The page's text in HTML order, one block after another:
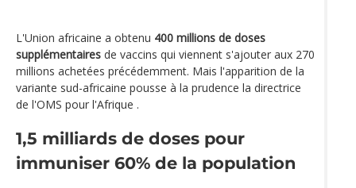
L'Union africaine a obtenu 400 millions de doses
supplémentaires de vaccins qui viennent s'ajouter aux 270
millions achetées précédemment. Mais l'apparition de la
variante sud-africaine pousse à la prudence la directrice
de l'OMS pour l'Afrique .
1,5 milliards de doses pour
immuniser 60% de la population